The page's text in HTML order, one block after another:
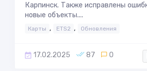
Карпинск. Также исправлены
новые объекты....
Карты , ETS2 , Обновления
17.02.2025 87 0